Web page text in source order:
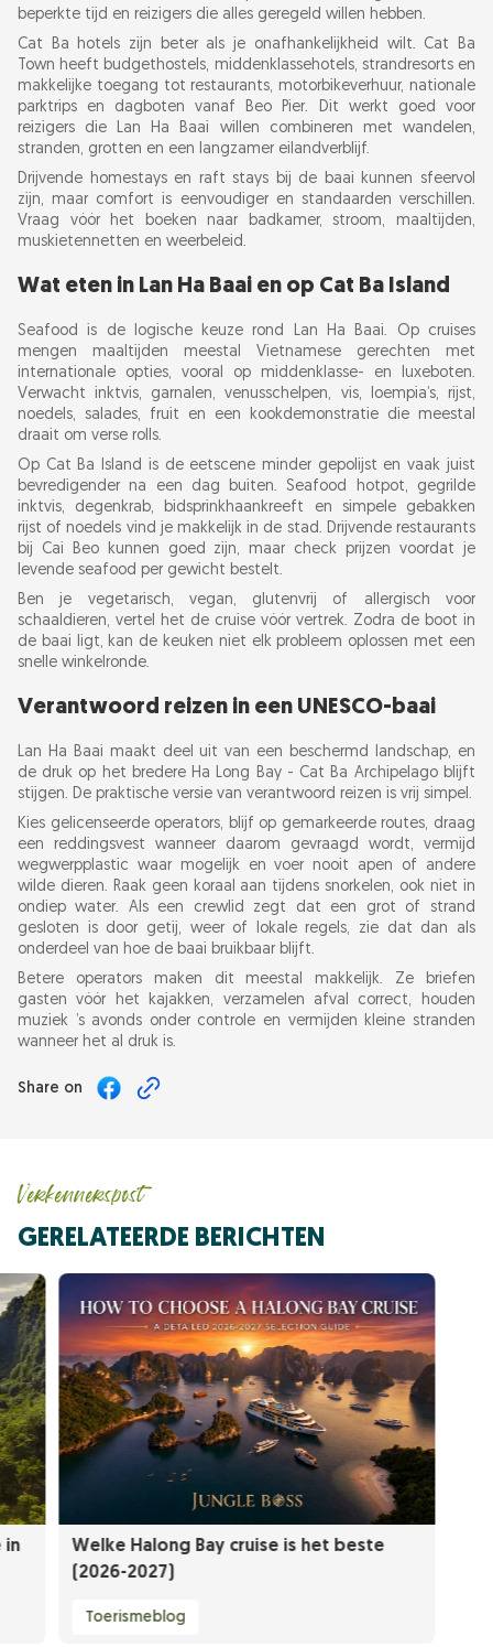
beperkte tijd en reizigers die alles geregeld willen hebben.
Cat Ba hotels zijn beter als je onafhankelijkheid wilt. Cat Ba
Town heeft budgethostels, middenklassehotels, strandresorts en
makkelijke toegang tot restaurants, motorbikeverhuur, nationale
parktrips en dagboten vanaf Beo Pier. Dit werkt goed voor
reizigers die Lan Ha Baai willen combineren met wandelen,
stranden, grotten en een langzamer eilandverblijf.
Drijvende homestays en raft stays bij de baai kunnen sfeervol
zijn, maar comfort is eenvoudiger en standaarden verschillen.
Vraag vóór het boeken naar badkamer, stroom, maaltijden,
muskietennetten en weerbeleid.
Wat eten in Lan Ha Baai en op Cat Ba Island
Seafood is de logische keuze rond Lan Ha Baai. Op cruises
mengen maaltijden meestal Vietnamese gerechten met
internationale opties, vooral op middenklasse- en luxeboten.
Verwacht inktvis, garnalen, venusschelpen, vis, loempia’s, rijst,
noedels, salades, fruit en een kookdemonstratie die meestal
draait om verse rolls.
Op Cat Ba Island is de eetscene minder gepolijst en vaak juist
bevredigender na een dag buiten. Seafood hotpot, gegrilde
inktvis, degenkrab, bidsprinkhaankreeft en simpele gebakken
rijst of noedels vind je makkelijk in de stad. Drijvende restaurants
bij Cai Beo kunnen goed zijn, maar check prijzen voordat je
levende seafood per gewicht bestelt.
Ben je vegetarisch, vegan, glutenvrij of allergisch voor
schaaldieren, vertel het de cruise vóór vertrek. Zodra de boot in
de baai ligt, kan de keuken niet elk probleem oplossen met een
snelle winkelronde.
Verantwoord reizen in een UNESCO-baai
Lan Ha Baai maakt deel uit van een beschermd landschap, en
de druk op het bredere Ha Long Bay - Cat Ba Archipelago blijft
stijgen. De praktische versie van verantwoord reizen is vrij simpel.
Kies gelicenseerde operators, blijf op gemarkeerde routes, draag
een reddingsvest wanneer daarom gevraagd wordt, vermijd
wegwerpplastic waar mogelijk en voer nooit apen of andere
wilde dieren. Raak geen koraal aan tijdens snorkelen, ook niet in
ondiep water. Als een crewlid zegt dat een grot of strand
gesloten is door getij, weer of lokale regels, zie dat dan als
onderdeel van hoe de baai bruikbaar blijft.
Betere operators maken dit meestal makkelijk. Ze briefen
gasten vóór het kajakken, verzamelen afval correct, houden
muziek ’s avonds onder controle en vermijden kleine stranden
wanneer het al druk is.
Share on
Verkennerspost
GERELATEERDE BERICHTEN
in
Welke Halong Bay cruise is het beste
(2026-2027)
Toerismeblog